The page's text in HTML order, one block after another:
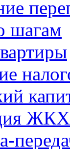
шагам
ЖКХ